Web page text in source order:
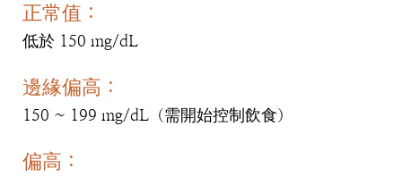
正常值：
低於 150 mg/dL
邊緣偏高：
150 ~ 199 mg/dL（需開始控制飲食）
偏高：